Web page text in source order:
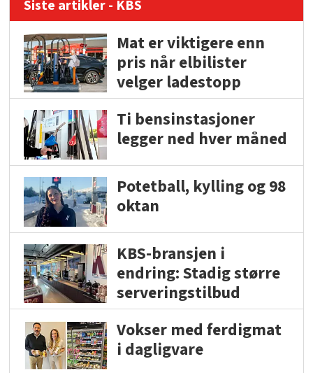
Siste artikler - KBS
Mat er viktigere enn
pris når elbilister
velger ladestopp
Ti bensinstasjoner
legger ned hver måned
Potetball, kylling og 98
oktan
KBS-bransjen i
endring: Stadig større
serveringstilbud
Vokser med ferdigmat
i dagligvare